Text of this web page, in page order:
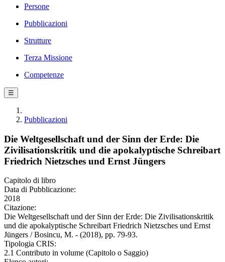
Persone
Pubblicazioni
Strutture
Terza Missione
Competenze
☰
Pubblicazioni
Die Weltgesellschaft und der Sinn der Erde: Die
Zivilisationskritik und die apokalyptische Schreibart
Friedrich Nietzsches und Ernst Jüngers
Capitolo di libro
Data di Pubblicazione:
2018
Citazione:
Die Weltgesellschaft und der Sinn der Erde: Die Zivilisationskritik
und die apokalyptische Schreibart Friedrich Nietzsches und Ernst
Jüngers / Bosincu, M. - (2018), pp. 79-93.
Tipologia CRIS:
2.1 Contributo in volume (Capitolo o Saggio)